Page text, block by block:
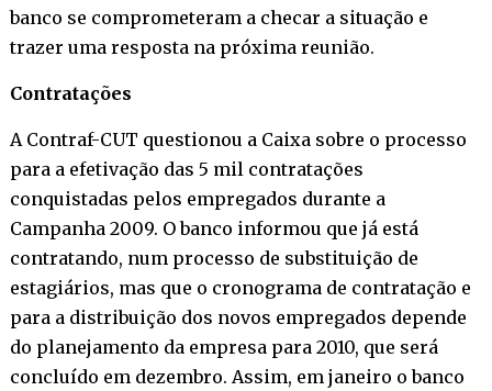
banco se comprometeram a checar a situação e
trazer uma resposta na próxima reunião.
Contratações
A Contraf-CUT questionou a Caixa sobre o processo
para a efetivação das 5 mil contratações
conquistadas pelos empregados durante a
Campanha 2009. O banco informou que já está
contratando, num processo de substituição de
estagiários, mas que o cronograma de contratação e
para a distribuição dos novos empregados depende
do planejamento da empresa para 2010, que será
concluído em dezembro. Assim, em janeiro o banco